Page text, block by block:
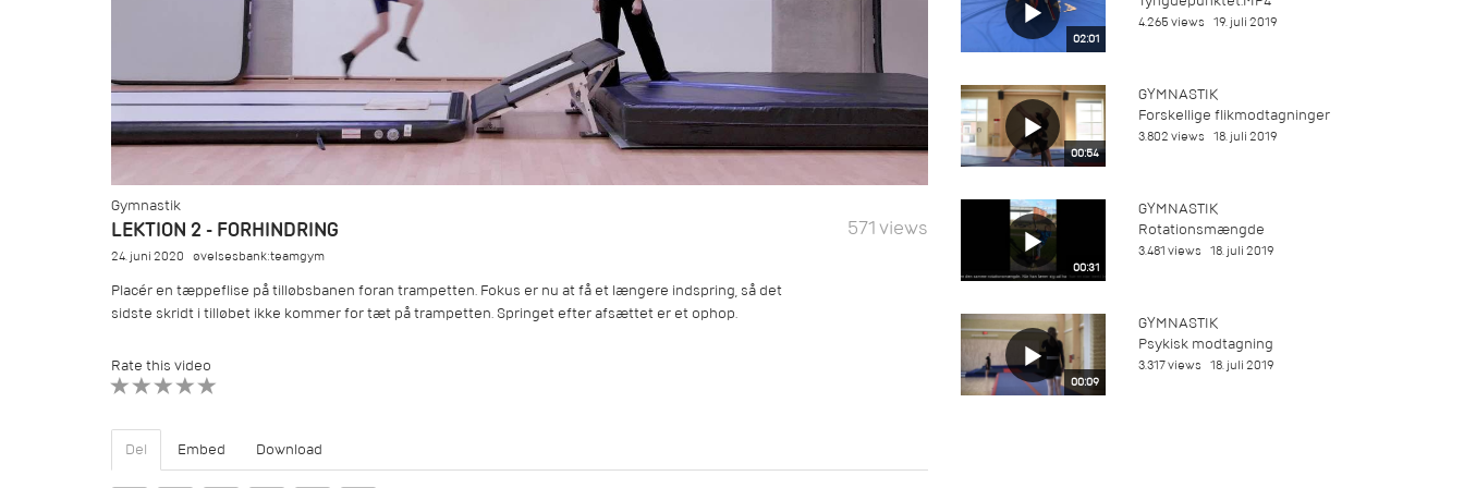
Gymnastik
LEKTION 2 - FORHINDRING 571 views
24. juni 2020 øvelsesbank:teamgym
Placér en tæppeflise på tilløbsbanen foran trampetten. Fokus er nu at få et længere indspring, så det
sidste skridt i tilløbet ikke kommer for tæt på trampetten. Springet efter afsættet er et ophop.
Rate this video
Del Embed Download
02:01
4.265 views 19. juli 2019
00:54
GYMNASTIK
Forskellige flikmodtagninger
3.802 views 18. juli 2019
00:31
GYMNASTIK
Rotationsmængde
3.481 views 18. juli 2019
00:09
GYMNASTIK
Psykisk modtagning
3.317 views 18. juli 2019